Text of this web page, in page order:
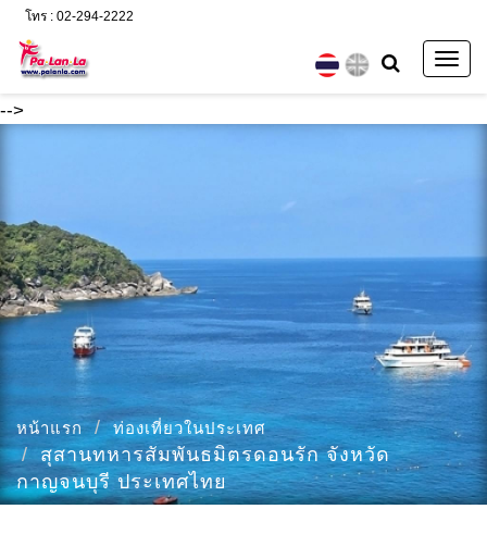
-->
โทร : 02-294-2222
หน้าแรก ท่องเที่ยวในประเทศ
สุสานทหารสัมพันธมิตรดอนรัก จังหวัด
กาญจนบุรี ประเทศไทย